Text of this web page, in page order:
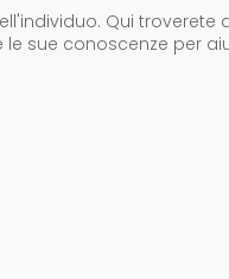
Qui
sue conoscenze per